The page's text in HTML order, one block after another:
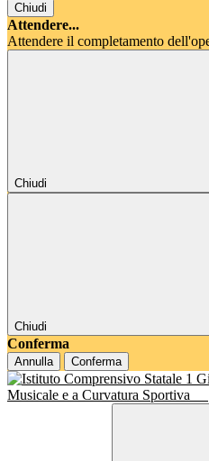
Chiudi
Attendere...
Attendere il completamento
Chiudi
Chiudi
Conferma
Annulla Conferma
Musicale e a Curvatura Sportiva